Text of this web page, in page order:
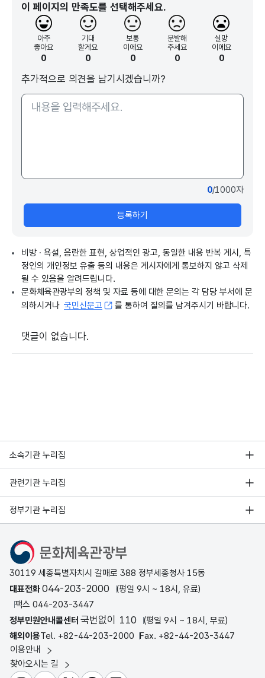
이 페이지의 만족도를 선택해주세요.
아주
좋아요
0
기대
할게요
0
보통
이에요
0
분발해
주세요
0
실망
이에요
0
추가적으로 의견을 남기시겠습니까?
0/1000자
등록하기
비방 · 욕설, 음란한 표현, 상업적인 광고, 동일한 내용 반복 게시, 특
정인의 개인정보 유출 등의 내용은 게시자에게 통보하지 않고 삭제
될 수 있음을 알려드립니다.
문화체육관광부의 정책 및 자료 등에 대한 문의는 각 담당 부서에 문
의하시거나 국민신문고 를 통하여 질의를 남겨주시기 바랍니다.
댓글이 없습니다.
소속기관 누리집
관련기관 누리집
정부기관 누리집
문화체육관광부
30119 세종특별자치시 갈매로 388 정부세종청사 15동
대표전화044-203-2000
(평일 9시 ~ 18시, 유료)
팩스 044-203-3447
정부민원안내콜센터 국번없이 110
(평일 9시 ~ 18시, 무료)
해외이용Tel. +82-44-203-2000 Fax. +82-44-203-3447
이용안내
찾아오시는 길